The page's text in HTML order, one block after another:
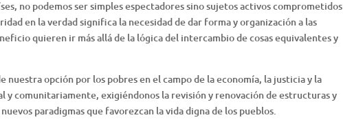
no podemos ser simples espectadores sino sujetos activos comprometidos
en la verdad significa la necesidad de dar forma y organización a las
quieren ir más allá de la lógica del intercambio de cosas equivalentes y
nuestra opción por los pobres en el campo de la economía, la justicia y la
y comunitariamente, exigiéndonos la revisión y renovación de estructuras y
paradigmas que favorezcan la vida digna de los pueblos.